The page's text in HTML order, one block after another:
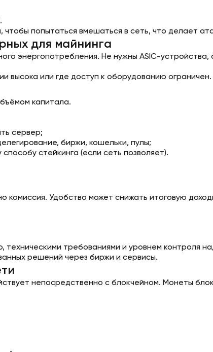
попытаться вмешаться в сеть, что делает
для майнинга
энергопотребления. Не нужны ASIC-
высока или где доступ к оборудованию ограничен.
капитала.
сервер;
биржи, кошельки, пулы;
стейкинга (если сеть позволяет).
Удобство может снижать итоговую
требованиями и уровнем контроля
решений через биржи и сервисы.
непосредственно с блокчейном. Монеты